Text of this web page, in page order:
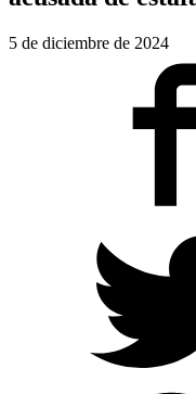
5 de diciembre de 2024